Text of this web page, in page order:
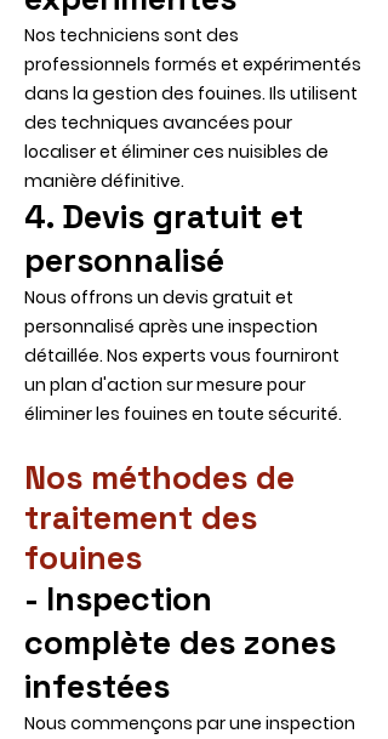
Nos techniciens sont des
professionnels formés et expérimentés
dans la gestion des fouines. Ils utilisent
des techniques avancées pour
localiser et éliminer ces nuisibles de
manière définitive.
4. Devis gratuit et
personnalisé
Nous offrons un devis gratuit et
personnalisé après une inspection
détaillée. Nos experts vous fourniront
un plan d'action sur mesure pour
éliminer les fouines en toute sécurité.
Nos méthodes de
traitement des
fouines
- Inspection
complète des zones
infestées
Nous commençons par une inspection